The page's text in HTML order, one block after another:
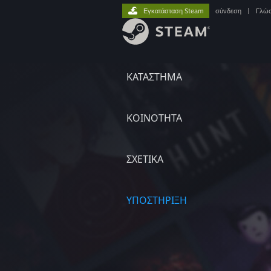
ΚΑΤΑΣΤΗΜΑ
ΚΟΙΝΟΤΗΤΑ
ΣΧΕΤΙΚΆ
ΥΠΟΣΤΗΡΙΞΗ
Εγκατάσταση Steam σύνδεση